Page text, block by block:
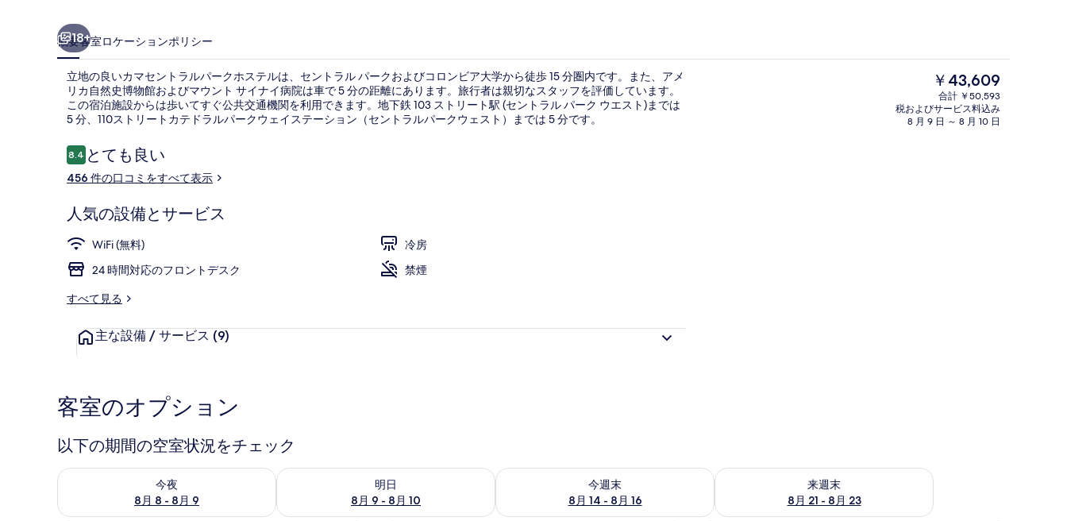
の
写
真
ギ
ラ
リ
ー
ヘアドライヤー、タオル
18+
概要客室ロケーションポリシー
立地の良いカマセントラルパークホステルは、セントラル パークおよびコロンビア大学から徒歩 15 分圏内です。また、アメ
リカ自然史博物館およびマウント サイナイ病院は車で 5 分の距離にあります。旅行者は親切なスタッフを評価しています。
この宿泊施設からは歩いてすぐ公共交通機関を利用できます。地下鉄 103 ストリート駅 (セントラル パーク ウエスト)までは
5 分、110ストリートカテドラルパークウェイステーション（セントラルパークウェスト）までは 5 分です。
口
コ
ミ
8.410段階中8.4
とても良い
456 件の口コミをすべて表示
人気の設備とサービス
WiFi (無料)
冷房
24 時間対応のフロントデスク
禁煙
すべて見る
主な設備 / サービス (9)
現
在
の
料
￥43,609
合計 ￥50,593
税およびサービス料込み
8 月 9 日 ～ 8 月 10 日
客室のオプション
以下の期間の空室状況をチェック
今夜
8月 8 - 8月 9
今夜 8月 8 - 8月 9 の空室状況をチェック
明日
8月 9 - 8月 10
明日 8月 9 - 8月 10 の空室状況をチェック
今週末
8月 14 - 8月 16
今週末 8月 14 - 8月 16 の空室状況をチェック
来週末
8月 21 - 8月 23
来週末 8月 21 - 8月 23 の空室状況をチェック